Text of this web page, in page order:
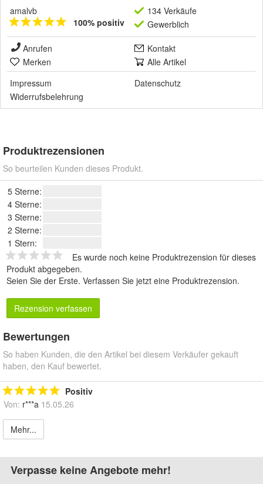
amalvb
100% positiv
134 Verkäufe
Gewerblich
Anrufen
Kontakt
Merken
Alle Artikel
Impressum
Datenschutz
Widerrufsbelehrung
Produktrezensionen
So beurteilen Kunden dieses Produkt.
5 Sterne:
4 Sterne:
3 Sterne:
2 Sterne:
1 Stern:
Es wurde noch keine Produktrezension für dieses
Produkt abgegeben.
Seien Sie der Erste. Verfassen Sie jetzt eine Produktrezension.
Rezension verfassen
Bewertungen
So haben Kunden, die den Artikel bei diesem Verkäufer gekauft
haben, den Kauf bewertet.
Positiv
Von: r***a 15.05.26
Mehr...
Verpasse keine Angebote mehr!